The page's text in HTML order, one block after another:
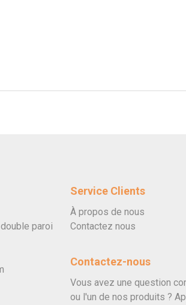
paroi
Service Clients
À propos de nous
Contactez nous
Contactez-nous
Vous avez une question
ou l'un de nos produits ?